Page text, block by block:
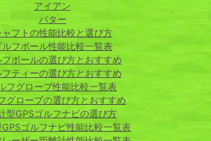
アイアン
パター
ャフトの性能比較と選び方
ルフボール性能比較一覧表
フボールの選び方とおすすめ
フティーの選び方とおすすめ
フグローブ性能比較一覧表
グローブの選び方とおすすめ
型GPSゴルフナビの選び方
GPSゴルフナビ性能比較一覧表